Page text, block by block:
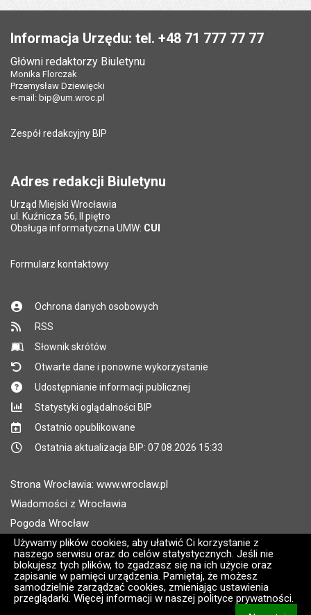
Używamy plików cookies, aby ułatwić Ci korzystanie z
naszego serwisu oraz do celów statystycznych. Jeśli nie
blokujesz tych plików, to zgadzasz się na ich użycie oraz
zapisanie w pamięci urządzenia. Pamiętaj, że możesz
samodzielnie zarządzać cookies, zmieniając ustawienia
przeglądarki. Więcej informacji w naszej polityce prywatności.
Ostatnio zaktualizował:
Data ostatniej aktualizacji:
Twój adres e-mail Pole wymagane
Tytuł e-mailaPole wymagane
*
Adres e-mail znajomego
Pytanie antyspamowe
*
Pole wymagane
Informacja Urzędu: tel. +48 71 777 77 77
Główni redaktorzy Biuletynu
Monika Florczak
Przemysław Dziewięcki
e-mail: bip@um.wroc.pl
Zespół redakcyjny BIP
Adres redakcji Biuletynu
Urząd Miejski Wrocławia
ul. Kuźnicza 56, II piętro
Obsługa informatyczna UMW: CUI
Formularz kontaktowy
Ochrona danych osobowych
RSS
Słownik skrótów
Otwarte dane i ponowne wykorzystanie
Udostępnianie informacji publicznej
Statystyki oglądalności BIP
Ostatnio opublikowane
Ostatnia aktualizacja BIP: 07.08.2026 15:33
Strona Wrocławia: www.wroclaw.pl
Wiadomości z Wrocławia
Pogoda Wrocław
Rozkłady jazdy MPK Wrocław
Administratorem wroclaw.pl jest: ARAW
Wersja systemu: 2.8.30.09